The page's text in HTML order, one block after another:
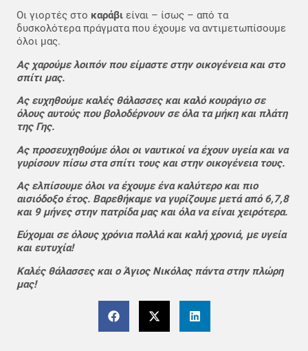
Οι γιορτές στο καράβι είναι – ίσως – από τα
δυσκολότερα πράγματα που έχουμε να αντιμετωπίσουμε
όλοι μας.
Ας χαρούμε λοιπόν που είμαστε στην οικογένεια και στο
σπίτι μας.
Ας ευχηθούμε καλές θάλασσες και καλό κουράγιο σε
όλους αυτούς που βολοδέρνουν σε όλα τα μήκη και πλάτη
της Γης.
Ας προσευχηθούμε όλοι οι ναυτικοί να έχουν υγεία και να
γυρίσουν πίσω στα σπίτι τους και στην οικογένεια τους.
Ας ελπίσουμε όλοι να έχουμε ένα καλύτερο και πιο
αισιόδοξο έτος. Βαρεθήκαμε να γυρίζουμε μετά από 6,7,8
και 9 μήνες στην πατρίδα μας και όλα να είναι χειρότερα.
Εύχομαι σε όλους χρόνια πολλά και καλή χρονιά, με υγεία
και ευτυχία!
Καλές θάλασσες και ο Άγιος Νικόλας πάντα στην πλώρη
μας!